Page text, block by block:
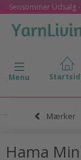
Sensommer Udsalg
Skifte navigation
Menu
Mærker
Hama